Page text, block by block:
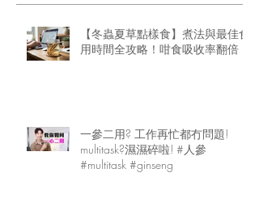
【冬蟲夏草點樣食】煮法與最佳食
用時間全攻略！咁食吸收率翻倍
一參二用? 工作再忙都冇問題!
multitask?濕濕碎啦! #人參
#multitask #ginseng